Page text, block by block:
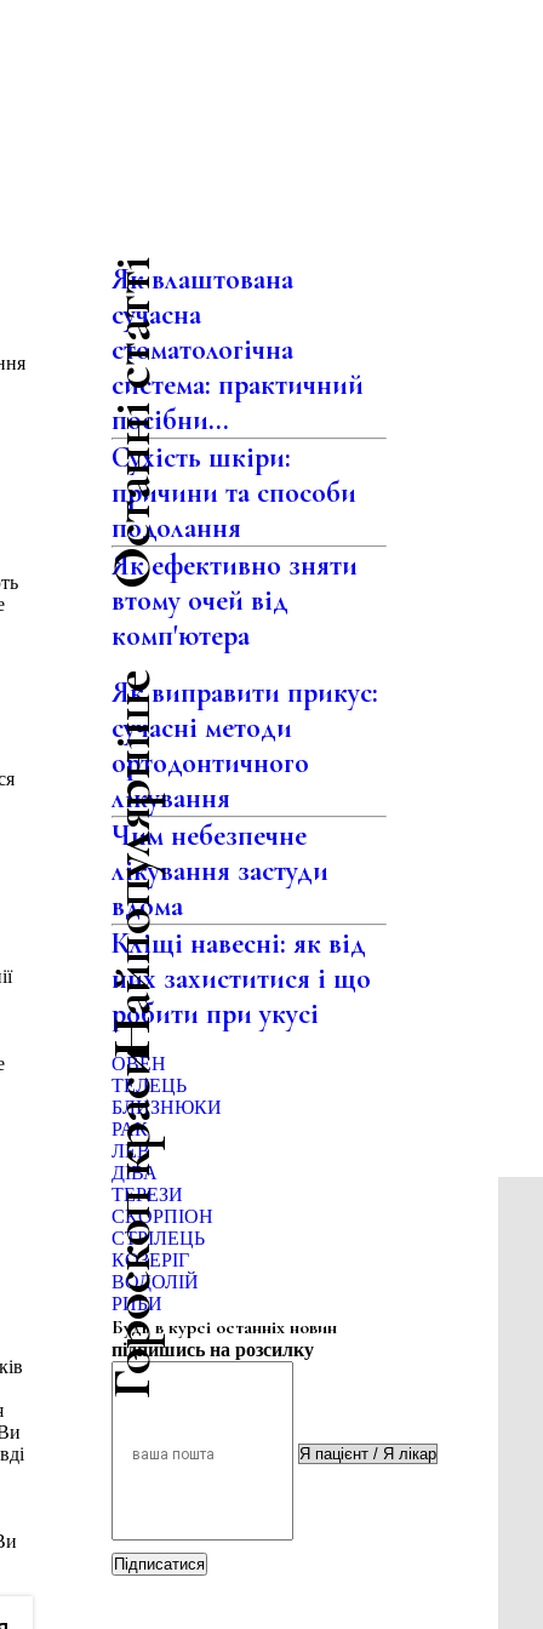
Останні статті
Як влаштована
сучасна
стоматологічна
система: практичний
посібни...
Сухість шкіри:
причини та способи
подолання
Як ефективно зняти
втому очей від
комп'ютера
Найпопулярніше
Як виправити прикус:
сучасні методи
ортодонтичного
лікування
Чим небезпечне
лікування застуди
вдома
Кліщі навесні: як від
них захиститися і що
робити при укусі
Гороскоп краси
ОВЕН
ТЕЛЕЦЬ
БЛИЗНЮКИ
РАК
ЛЕВ
ДІВА
ТЕРЕЗИ
СКОРПІОН
СТРІЛЕЦЬ
КОЗЕРІГ
ВОДОЛІЙ
РИБИ
Будь в курсі останніх новин
підпишись на розсилку
Підписатися